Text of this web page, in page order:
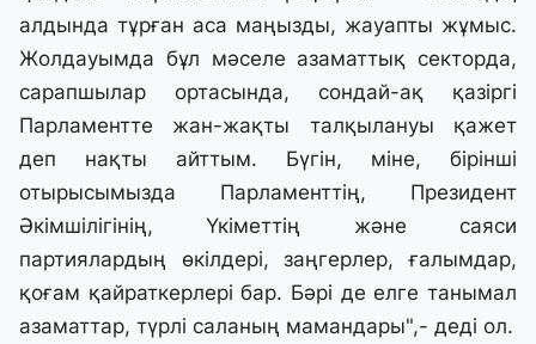
алдында тұрған аса маңызды, жауапты жұмыс.
Жолдауымда бұл мәселе азаматтық секторда,
сарапшылар ортасында, сондай-ақ қазіргі
Парламентте жан-жақты талқылануы қажет
деп нақты айттым. Бүгін, міне, бірінші
отырысымызда Парламенттің, Президент
Әкімшілігінің, Үкіметтің және саяси
партиялардың өкілдері, заңгерлер, ғалымдар,
қоғам қайраткерлері бар. Бәрі де елге танымал
азаматтар, түрлі саланың мамандары",- деді ол.